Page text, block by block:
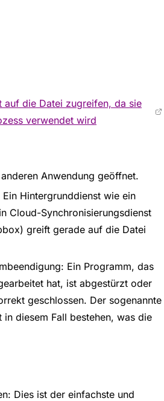
auf die Datei zugreifen, da sie
verwendet wird
Anwendung geöffnet.
Hintergrunddienst wie ein
Cloud-Synchronisierungsdienst
greift gerade auf die Datei
Ein Programm, das
hat, ist abgestürzt oder
geschlossen. Der sogenannte
in diesem Fall bestehen, was die
Dies ist der einfachste und